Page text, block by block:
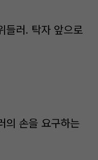
들러. 탁자 앞으로
의 손을 요구하는